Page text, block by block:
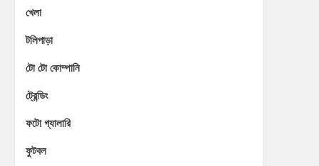
খেলা
টলিপাড়া
টো টো কোম্পানি
ট্রেন্ডিং
ফটো গ্যালারি
ফুটবল